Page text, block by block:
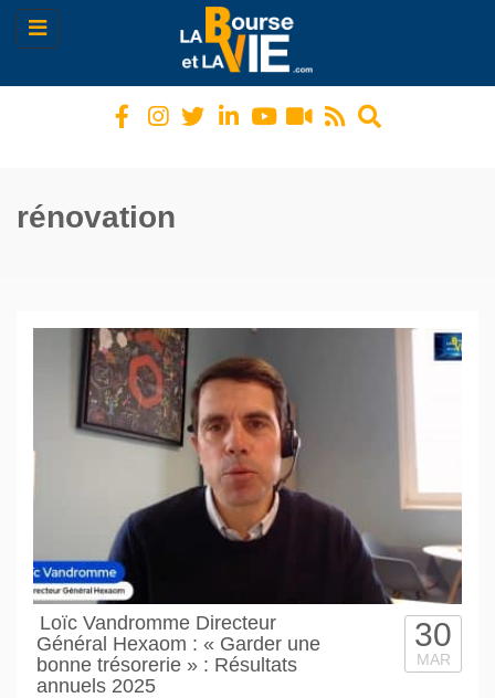
Toggle
navigation
rénovation
Loïc Vandromme Directeur
Général Hexaom : « Garder une
bonne trésorerie » : Résultats
annuels 2025
30
MAR